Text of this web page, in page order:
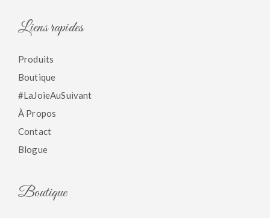
Liens rapides
Produits
Boutique
#LaJoieAuSuivant
À Propos
Contact
Blogue
Boutique